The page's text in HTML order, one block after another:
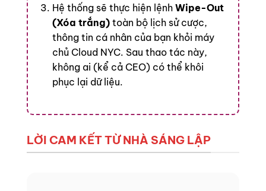
Hệ thống sẽ thực hiện lệnh Wipe-Out
(Xóa trắng)toàn bộ lịch sử cược,
thông tin cá nhân của bạn khỏi máy
chủ Cloud NYC. Sau thao tác này,
không ai (kể cả CEO) có thể khôi
phục lại dữ liệu.
LỜI CAM KẾT TỪ NHÀ SÁNG LẬP